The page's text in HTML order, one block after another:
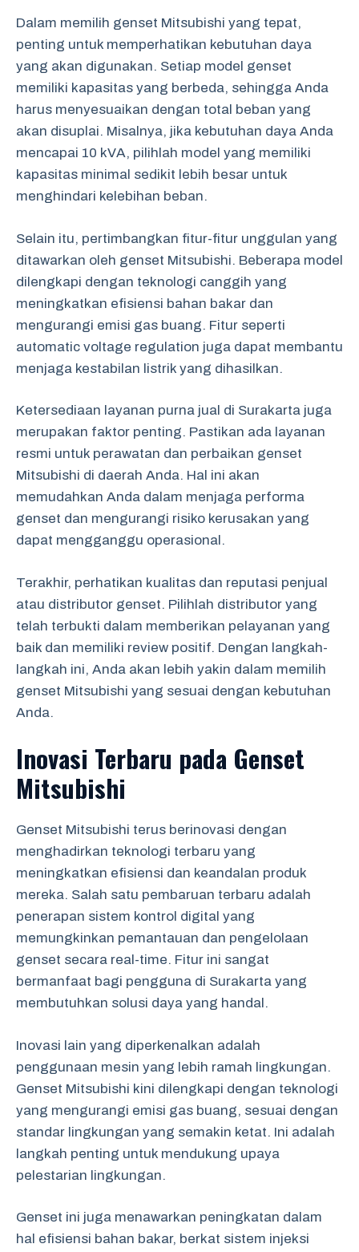
Dalam memilih genset Mitsubishi yang tepat,
penting untuk memperhatikan kebutuhan daya
yang akan digunakan. Setiap model genset
memiliki kapasitas yang berbeda, sehingga Anda
harus menyesuaikan dengan total beban yang
akan disuplai. Misalnya, jika kebutuhan daya Anda
mencapai 10 kVA, pilihlah model yang memiliki
kapasitas minimal sedikit lebih besar untuk
menghindari kelebihan beban.
Selain itu, pertimbangkan fitur-fitur unggulan yang
ditawarkan oleh genset Mitsubishi. Beberapa model
dilengkapi dengan teknologi canggih yang
meningkatkan efisiensi bahan bakar dan
mengurangi emisi gas buang. Fitur seperti
automatic voltage regulation juga dapat membantu
menjaga kestabilan listrik yang dihasilkan.
Ketersediaan layanan purna jual di Surakarta juga
merupakan faktor penting. Pastikan ada layanan
resmi untuk perawatan dan perbaikan genset
Mitsubishi di daerah Anda. Hal ini akan
memudahkan Anda dalam menjaga performa
genset dan mengurangi risiko kerusakan yang
dapat mengganggu operasional.
Terakhir, perhatikan kualitas dan reputasi penjual
atau distributor genset. Pilihlah distributor yang
telah terbukti dalam memberikan pelayanan yang
baik dan memiliki review positif. Dengan langkah-
langkah ini, Anda akan lebih yakin dalam memilih
genset Mitsubishi yang sesuai dengan kebutuhan
Anda.
Inovasi Terbaru pada Genset
Mitsubishi
Genset Mitsubishi terus berinovasi dengan
menghadirkan teknologi terbaru yang
meningkatkan efisiensi dan keandalan produk
mereka. Salah satu pembaruan terbaru adalah
penerapan sistem kontrol digital yang
memungkinkan pemantauan dan pengelolaan
genset secara real-time. Fitur ini sangat
bermanfaat bagi pengguna di Surakarta yang
membutuhkan solusi daya yang handal.
Inovasi lain yang diperkenalkan adalah
penggunaan mesin yang lebih ramah lingkungan.
Genset Mitsubishi kini dilengkapi dengan teknologi
yang mengurangi emisi gas buang, sesuai dengan
standar lingkungan yang semakin ketat. Ini adalah
langkah penting untuk mendukung upaya
pelestarian lingkungan.
Genset ini juga menawarkan peningkatan dalam
hal efisiensi bahan bakar, berkat sistem injeksi